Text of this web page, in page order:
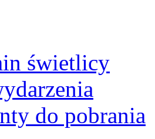
świetlicy
do pobrania